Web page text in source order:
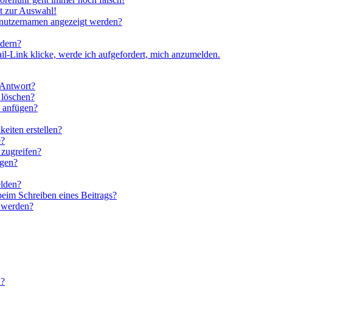
zur Auswahl!
angezeigt werden?
Link klicke, werde ich aufgefordert, mich anzumelden.
erstellen?
Schreiben eines Beitrags?